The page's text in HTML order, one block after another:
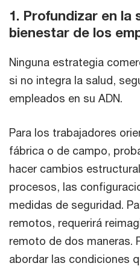
1. Profundizar en la
bienestar de los
Ninguna estrategia
si no integra la salud,
empleados en su ADN.
Para los trabajadores
fábrica o de campo,
hacer cambios
procesos, las
medidas de seguridad.
remotos, requerirá
remoto de dos maneras.
abordar las condiciones